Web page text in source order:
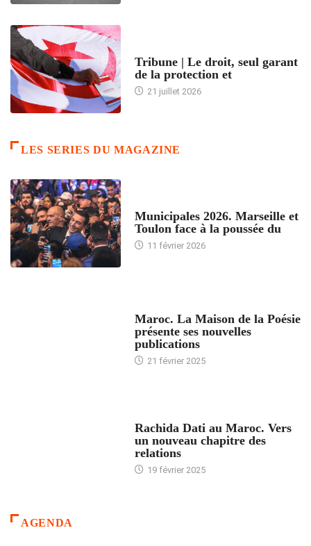
Tribune | Le droit, seul garant
de la protection et
21 juillet 2026
LES SERIES DU MAGAZINE
Municipales 2026. Marseille et
Toulon face à la poussée du
11 février 2026
Maroc. La Maison de la Poésie
présente ses nouvelles
publications
21 février 2025
Rachida Dati au Maroc. Vers
un nouveau chapitre des
relations
19 février 2025
AGENDA